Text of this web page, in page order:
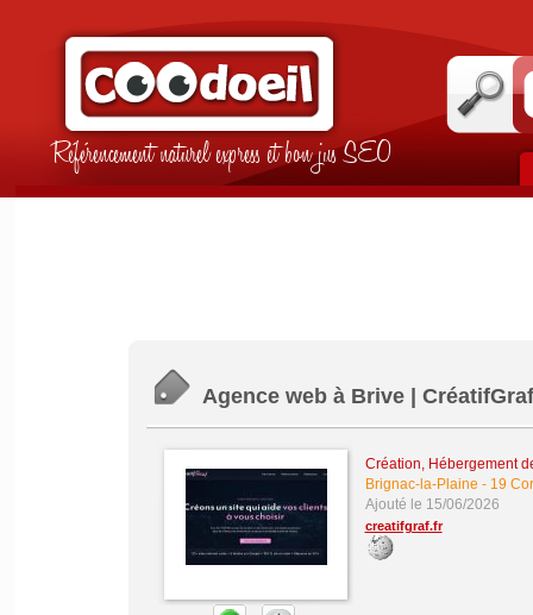
Référencement naturel express et bon jus SEO
Agence web à Brive | CréatifGraf
Création, Hébergement
Brignac-la-Plaine - 19
Ajouté le 15/06/2026
creatifgraf.fr